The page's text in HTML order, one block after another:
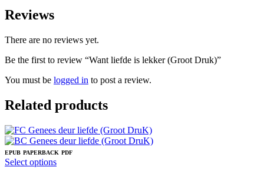
Reviews
There are no reviews yet.
Be the first to review “Want liefde is lekker (Groot Druk)”
You must be logged in to post a review.
Related products
EPUB PAPERBACK PDF
Select optionsThis